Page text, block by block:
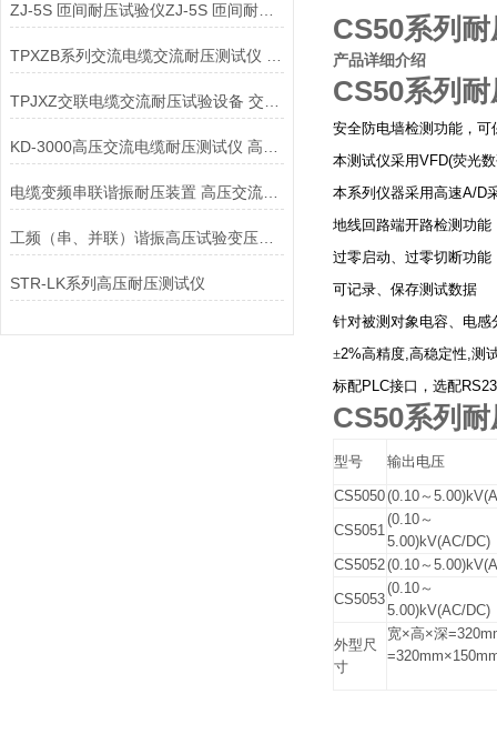
ZJ-5S 匝间耐压试验仪ZJ-5S 匝间耐压测试仪
TPJXZ交联电缆交流耐压试验设备 交流电缆交流耐压测试仪
电缆变频串联谐振耐压装置 高压交流电缆耐压测试仪
工频（串、并联）谐振高压试验变压器高压交流电缆耐压测试仪
STR-LK系列高压耐压测试仪
CS50系列
产品详细介绍
CS50系列
安全防电墙检测功能，
本测试仪采用VFD(荧光
本系列仪器采用高速A/D
地线回路端开路检测功能
过零启动、过零切断功能
可记录、保存测试数据
针对被测对象电容、电
±2%高精度,高稳定性,测
标配PLC接口，选配
CS50系列
型号 输出电压
CS5050(0.10～
CS5051
(0.10～
5.00)kV(AC/DC)
CS5052(0.10～
CS5053
(0.10～
5.00)kV(AC/DC)
外型尺
寸
宽×高×深